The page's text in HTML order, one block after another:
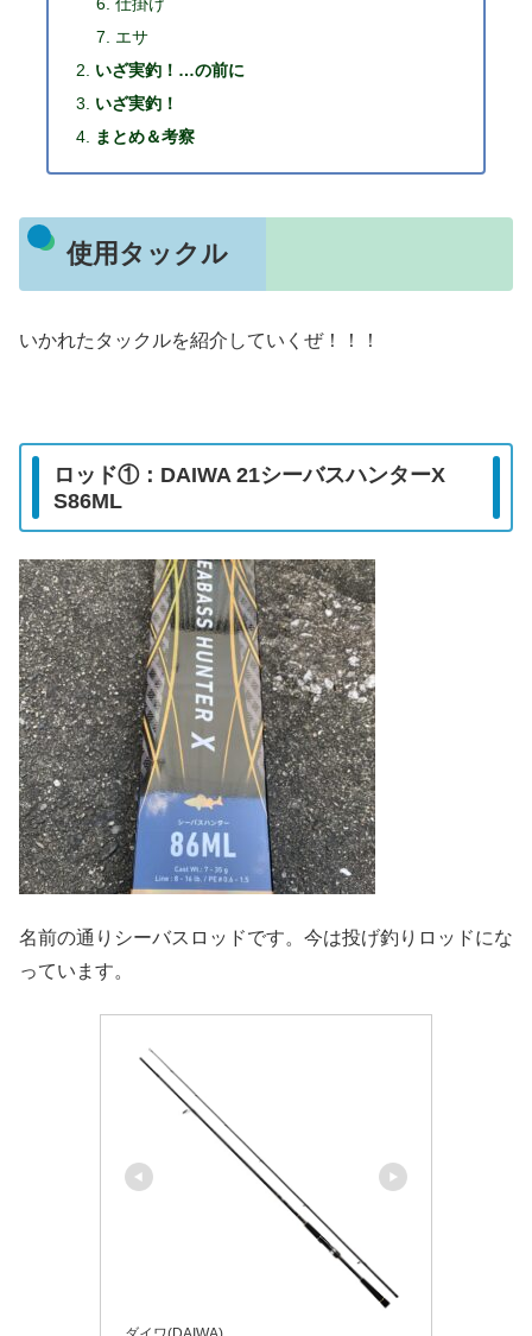
仕掛け
エサ
いざ実釣！…の前に
いざ実釣！
まとめ＆考察
使用タックル
いかれたタックルを紹介していくぜ！！！
ロッド①：DAIWA 21シーバスハンターX
S86ML
名前の通りシーバスロッドです。今は投げ釣りロッドにな
っています。